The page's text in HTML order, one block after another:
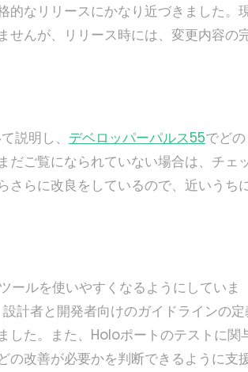
的なリリースにかなり近づきました。
せんが、リリース時には、変更内容の
説明し、 デベロッパーパルス55でどの
だご覧になられていない場合は、チェ
さらに改良をしているので、近いうち
ルを使いやすくなるようにしていま
計者と開発者向けのガイドラインの定
した。また、Holoポートのテストに関
の改善が必要かを判断できるように支